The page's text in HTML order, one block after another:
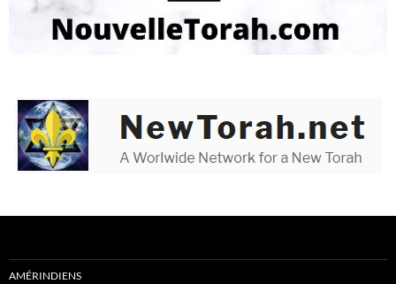
AMÉRINDIENS